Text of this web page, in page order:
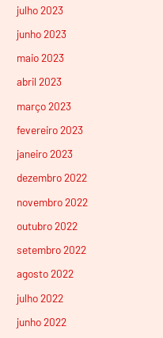
julho 2023
junho 2023
maio 2023
abril 2023
março 2023
fevereiro 2023
janeiro 2023
dezembro 2022
novembro 2022
outubro 2022
setembro 2022
agosto 2022
julho 2022
junho 2022